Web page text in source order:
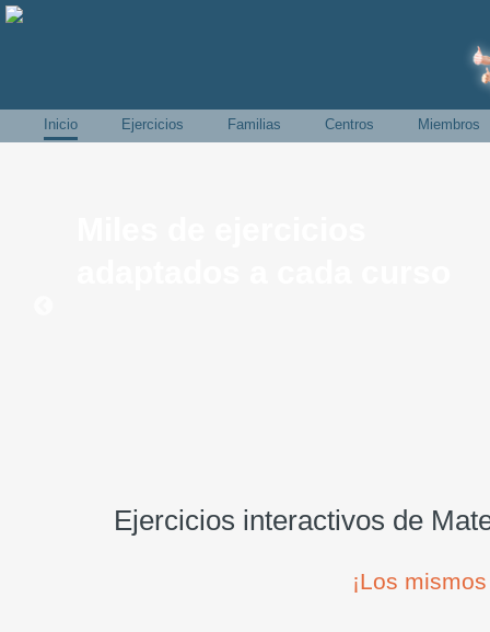
Inicio Ejercicios Familias Centros Miembros
Ejercicios interactivos de
¡Los